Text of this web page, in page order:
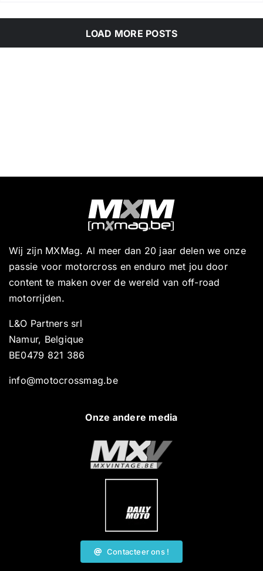
LOAD MORE POSTS
Wij zijn MXMag. Al meer dan 20 jaar delen we onze
passie voor motorcross en enduro met jou door
content te maken over de wereld van off-road
motorrijden.
L&O Partners srl
Namur, Belgique
BE0479 821 386
info@motocrossmag.be
Onze andere media
Contacteer ons !